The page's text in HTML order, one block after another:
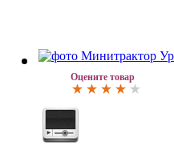
Оцените товар